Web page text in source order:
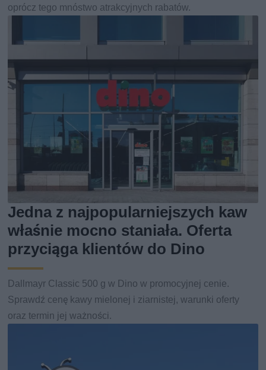
oprócz tego mnóstwo atrakcyjnych rabatów.
Jedna z najpopularniejszych kaw
właśnie mocno staniała. Oferta
przyciąga klientów do Dino
Dallmayr Classic 500 g w Dino w promocyjnej cenie.
Sprawdź cenę kawy mielonej i ziarnistej, warunki oferty
oraz termin jej ważności.